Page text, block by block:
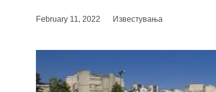
February 11, 2022 Известувања